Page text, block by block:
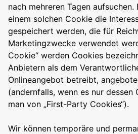
nach mehreren Tagen aufsuchen.
einem solchen Cookie die
gespeichert werden, die für
Marketingzwecke verwendet
Cookie“ werden Cookies
Anbietern als dem
Onlineangebot betreibt,
(andernfalls, wenn es nur dessen
man von „First-Party Cookies“).
Wir können temporäre und